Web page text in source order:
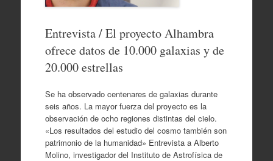
Entrevista / El proyecto Alhambra
ofrece datos de 10.000 galaxias y de
20.000 estrellas
Se ha observado centenares de galaxias durante
seis años. La mayor fuerza del proyecto es la
observación de ocho regiones distintas del cielo.
«Los resultados del estudio del cosmo también son
patrimonio de la humanidad» Entrevista a Alberto
Molino, investigador del Instituto de Astrofísica de